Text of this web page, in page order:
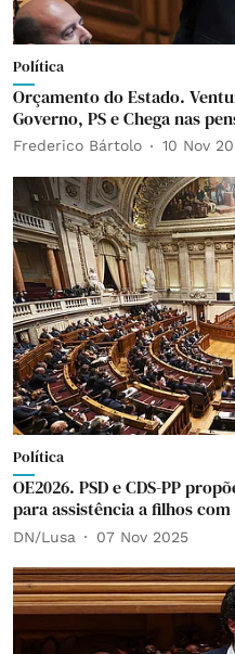
Política
Orçamento do Estado.
Governo, PS e Chega nas
Frederico Bártolo 10 Nov
Política
OE2026. PSD e CDS-PP
para assistência a filhos
DN/Lusa 07 Nov 2025